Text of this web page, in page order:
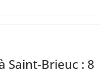
Saint-Brieuc : 8